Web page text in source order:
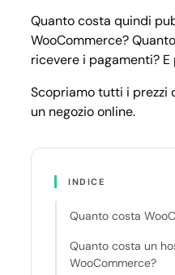
Quanto costa quindi
WooCommerce?
ricevere i pagamenti?
Scopriamo tutti i prezzi
un negozio online.
INDICE
Quanto costa
Quanto costa un
WooCommerce?